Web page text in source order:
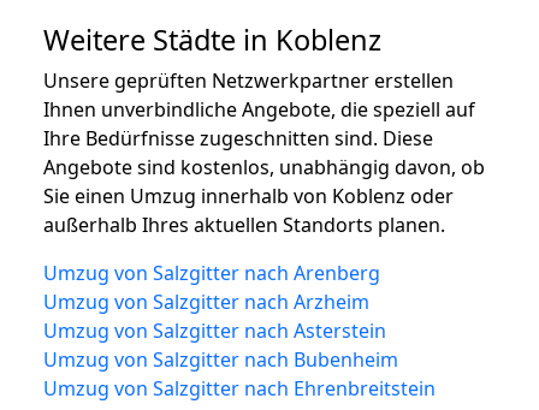
Weitere Städte in Koblenz
Unsere geprüften Netzwerkpartner erstellen
Ihnen unverbindliche Angebote, die speziell auf
Ihre Bedürfnisse zugeschnitten sind. Diese
Angebote sind kostenlos, unabhängig davon, ob
Sie einen Umzug innerhalb von Koblenz oder
außerhalb Ihres aktuellen Standorts planen.
Umzug von Salzgitter nach Arenberg
Umzug von Salzgitter nach Arzheim
Umzug von Salzgitter nach Asterstein
Umzug von Salzgitter nach Bubenheim
Umzug von Salzgitter nach Ehrenbreitstein